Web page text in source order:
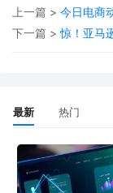
线下支付功能“抖
支付设备即可完成
娱乐等线下高频消
商户。
对于跨境电商
这些支付领域的新
上一篇 > 今日电商
下一篇 > 惊！亚马
最新 热门